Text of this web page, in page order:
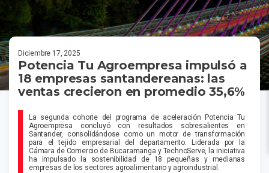
Diciembre 17, 2025
Potencia Tu Agroempresa impulsó a
18 empresas santandereanas: las
ventas crecieron en promedio 35,6%
La segunda cohorte del programa de aceleración Potencia Tu
Agroempresa concluyó con resultados sobresalientes en
Santander, consolidándose como un motor de transformación
para el tejido empresarial del departamento. Liderada por la
Cámara de Comercio de Bucaramanga y TechnoServe, la iniciativa
ha impulsado la sostenibilidad de 18 pequeñas y medianas
empresas de los sectores agroalimentario y agroindustrial.